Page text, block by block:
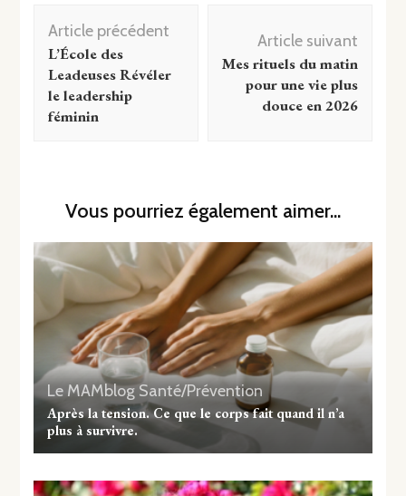
Article précédent
L’École des
Leadeuses Révéler
le leadership
féminin
Article suivant
Mes rituels du matin
pour une vie plus
douce en 2026
Vous pourriez également aimer...
Le MAMblog Santé/Prévention
Après la tension. Ce que le corps fait quand il n’a
plus à survivre.